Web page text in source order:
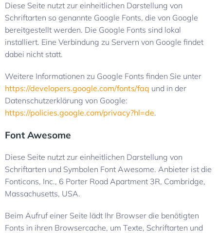
Diese Seite nutzt zur einheitlichen Darstellung von
Schriftarten so genannte Google Fonts, die von Google
bereitgestellt werden. Die Google Fonts sind lokal
installiert. Eine Verbindung zu Servern von Google findet
dabei nicht statt.
Weitere Informationen zu Google Fonts finden Sie unter
https://developers.google.com/fonts/faq und in der
Datenschutzerklärung von Google:
https://policies.google.com/privacy?hl=de.
Font Awesome
Diese Seite nutzt zur einheitlichen Darstellung von
Schriftarten und Symbolen Font Awesome. Anbieter ist die
Fonticons, Inc., 6 Porter Road Apartment 3R, Cambridge,
Massachusetts, USA.
Beim Aufruf einer Seite lädt Ihr Browser die benötigten
Fonts in ihren Browsercache, um Texte, Schriftarten und